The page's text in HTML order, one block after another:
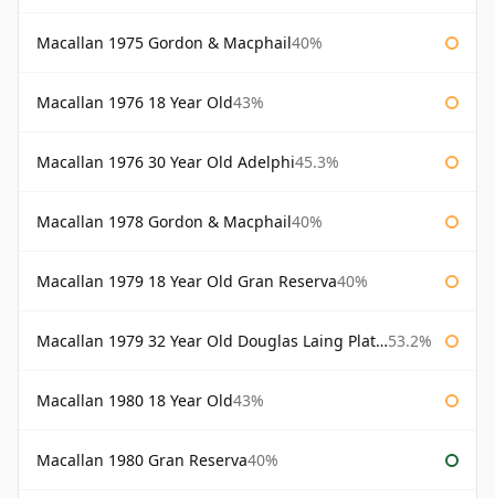
Macallan 1975 Gordon & Macphail40%
Macallan 1976 18 Year Old43%
Macallan 1976 30 Year Old Adelphi45.3%
Macallan 1978 Gordon & Macphail40%
Macallan 1979 18 Year Old Gran Reserva40%
Macallan 1979 32 Year Old Douglas Laing Platinum Platinum Selection 53.2%
Macallan 1980 18 Year Old43%
Macallan 1980 Gran Reserva40%